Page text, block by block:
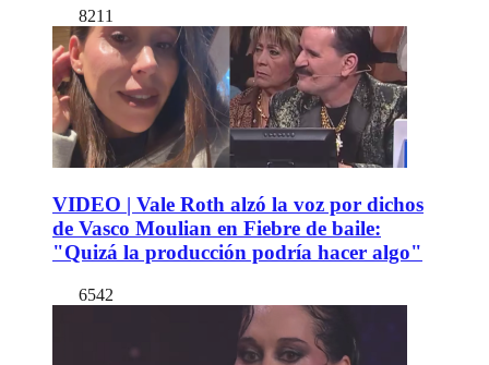
8211
VIDEO | Vale Roth alzó la voz por dichos
de Vasco Moulian en Fiebre de baile:
"Quizá la producción podría hacer algo"
6542